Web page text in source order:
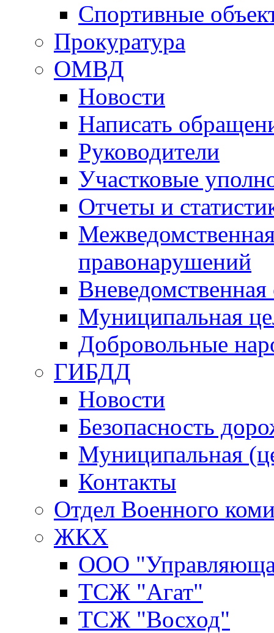
Спортивные
Прокуратура
ОМВД
Новости
Написать
Руководители
Участковые
Отчеты и
правонарушений
Вневедомственная
Муниципальная
Добровольные
ГИБДД
Новости
Безопасность
Муниципальная
Контакты
Отдел Военного
ЖКХ
ООО
ТСЖ "Агат"
ТСЖ "Восход"